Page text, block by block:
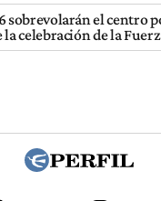
sobrevolarán el centro
celebración de la